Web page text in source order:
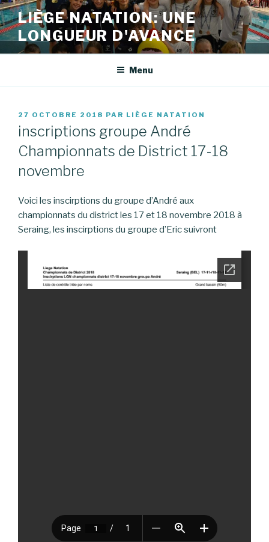
Aller
au
contenu
principal
LIÈGE NATATION: UNE
LONGUEUR D'AVANCE
Menu
PUBLIÉ
LE
27 OCTOBRE 2018 PAR LIÈGE NATATION
inscriptions groupe André
Championnats de District 17-18
novembre
Voici les inscirptions du groupe d’André aux
championnats du district les 17 et 18 novembre 2018 à
Seraing, les inscirptions du groupe d’Eric suivront